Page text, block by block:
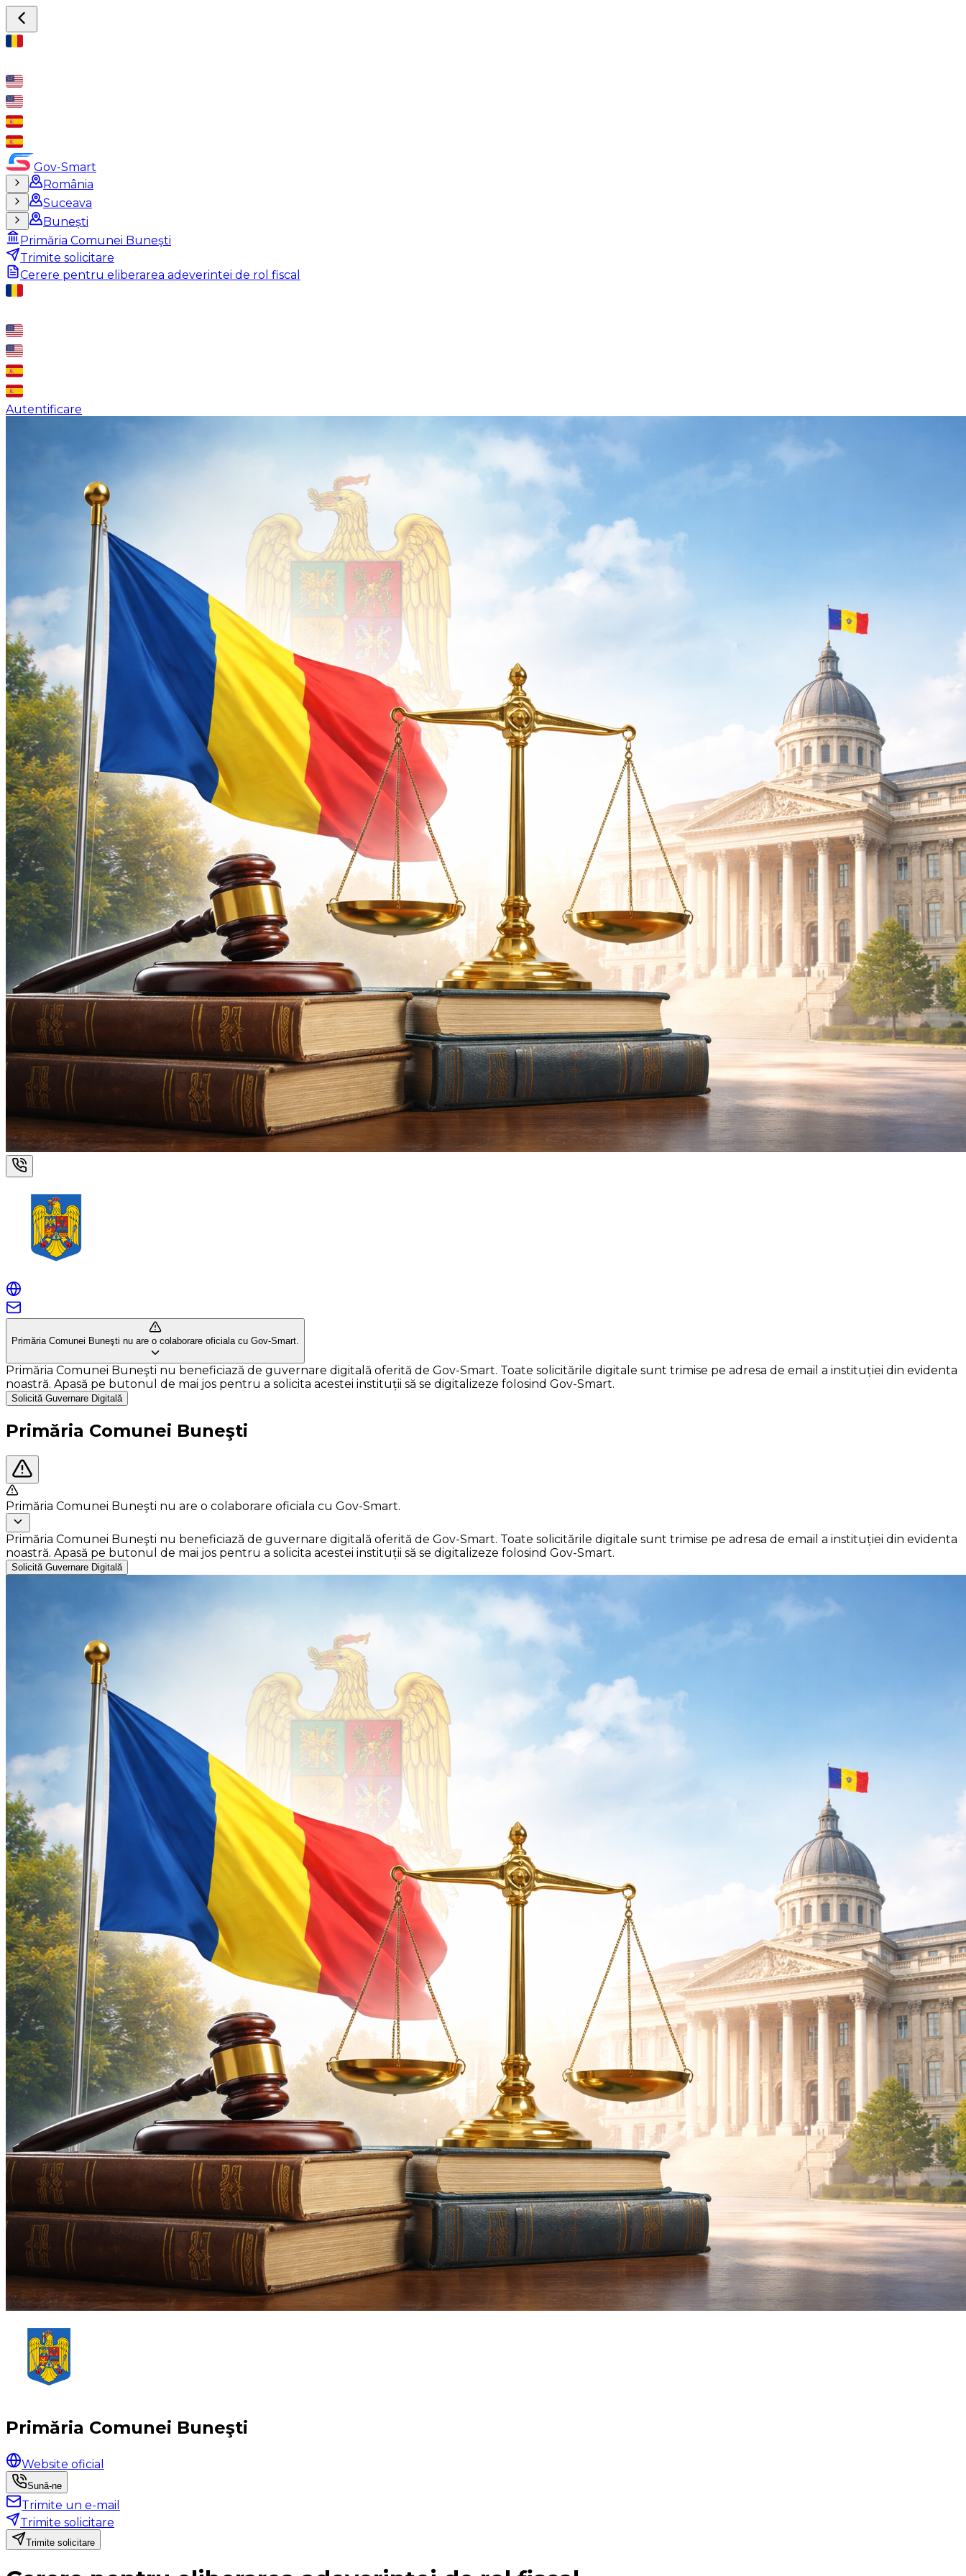
Gov-Smart
România
Suceava
Bunești
Primăria Comunei Buneşti
Trimite solicitare
Cerere pentru eliberarea adeverintei de rol fiscal
Autentificare
Primăria Comunei Buneşti nu are o colaborare oficiala cu Gov-Smart.
Primăria Comunei Buneşti nu beneficiază de guvernare digitală oferită de Gov-Smart. Toate solicitările digitale sunt trimise pe adresa de email a instituției din evidenta
noastră. Apasă pe butonul de mai jos pentru a solicita acestei instituții să se digitalizeze folosind Gov-Smart.
Solicită Guvernare Digitală
Primăria Comunei Buneşti
Primăria Comunei Buneşti nu are o colaborare oficiala cu Gov-Smart.
Primăria Comunei Buneşti nu beneficiază de guvernare digitală oferită de Gov-Smart. Toate solicitările digitale sunt trimise pe adresa de email a instituției din evidenta
noastră. Apasă pe butonul de mai jos pentru a solicita acestei instituții să se digitalizeze folosind Gov-Smart.
Solicită Guvernare Digitală
Primăria Comunei Buneşti
Website oficial
Sună-ne
Trimite un e-mail
Trimite solicitare
Trimite solicitare